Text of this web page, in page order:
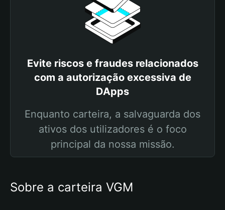
Evite riscos e fraudes relacionados
com a autorização excessiva de
DApps
Enquanto carteira, a salvaguarda dos
ativos dos utilizadores é o foco
principal da nossa missão.
Sobre a carteira VGM